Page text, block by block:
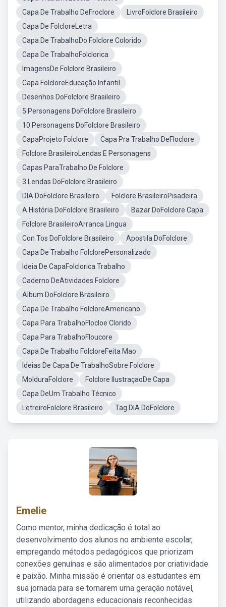
Capa De Trabalho DeFroclore
LivroFolclore Brasileiro
Capa De FolcloreLetra
Capa De TrabalhoDo Folclore Colorido
Capa De TrabalhoFolclorica
ImagensDe Folclore Brasileiro
Capa FolcloreEducação Infantil
Desenhos DoFolclore Brasileiro
5 Personagens DoFolclore Brasileiro
10 Personagens DoFolclore Brasileiro
CapaProjeto Folclore
Capa Pra Trabalho DeFloclore
Folclore BrasileiroLendas E Personagens
Capas ParaTrabalho De Folclore
3 Lendas DoFolclore Brasileiro
DIA DoFolclore Brasileiro
Folclore BrasileiroPisadeira
A História DoFolclore Brasileiro
Bazar DoFolclore Capa
Folclore BrasileiroArranca Lingua
Con Tos DoFolclore Brasileiro
Apostila DoFolclore
Capa De Trabalho FolclorePersonalizado
Ideia De CapaFolclorica Trabalho
Caderno DeAtividades Folclore
Album DoFolclore Brasileiro
Capa De Trabalho FolcloreAmericano
Capa Para TrabalhoFlocloe Clorido
Capa Para TrabalhoFloucore
Capa De Trabalho FolcloreFeita Mao
Ideias De Capa De TrabalhoSobre Folclore
MolduraFolclore
Folclore IlustraçaoDe Capa
Capa DeUm Trabalho Técnico
LetreiroFolclore Brasileiro
Tag DIA DoFolclore
Emelie
Como mentor, minha dedicação é total ao
desenvolvimento dos alunos no ambiente escolar,
empregando métodos pedagógicos que priorizam
conexões genuínas e são alimentados por criatividade
e paixão. Minha missão é orientar os estudantes em
sua jornada para se tornarem uma geração notável,
utilizando abordagens educacionais reconhecidas